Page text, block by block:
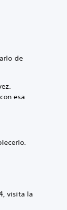
de
esa
visita la